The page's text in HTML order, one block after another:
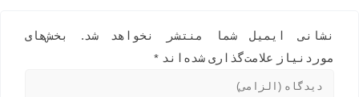
نشانی ایمیل شما منتشر نخواهد شد.
بخش‌های
موردنیاز علامت‌گذاری شده‌اند *